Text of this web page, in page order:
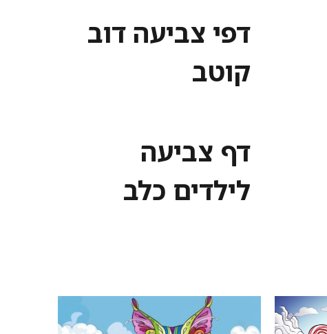
דפי צביעה דוב
קוטב
דף צביעה
לילדים כלב